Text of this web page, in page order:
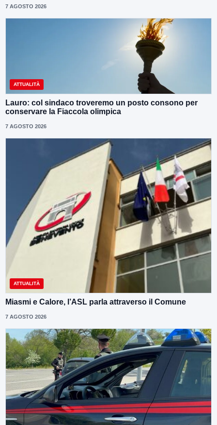
7 AGOSTO 2026
ATTUALITÀ
Lauro: col sindaco troveremo un posto consono per
conservare la Fiaccola olimpica
7 AGOSTO 2026
ATTUALITÀ
Miasmi e Calore, l’ASL parla attraverso il Comune
7 AGOSTO 2026